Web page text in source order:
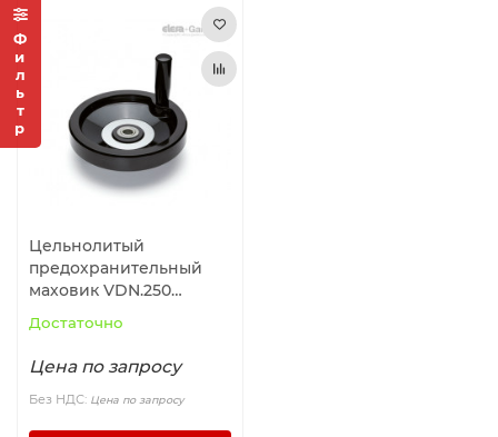
Фильтр
Цельнолитый
предохранительный
маховик VDN.250
ELESA+GANTER
Достаточно
Цена по запросу
Без НДС: Цена по запросу